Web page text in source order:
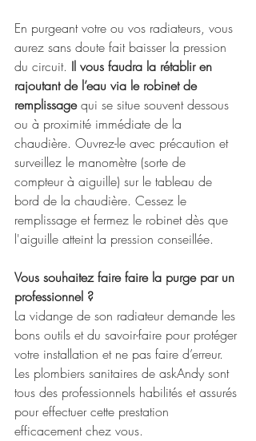
En purgeant votre ou vos radiateurs, vous
aurez sans doute fait baisser la pression
du circuit. Il vous faudra la rétablir en
rajoutant de l’eau via le robinet de
remplissage qui se situe souvent dessous
ou à proximité immédiate de la
chaudière. Ouvrez-le avec précaution et
surveillez le manomètre (sorte de
compteur à aiguille) sur le tableau de
bord de la chaudière. Cessez le
remplissage et fermez le robinet dès que
l'aiguille atteint la pression conseillée.
Vous souhaitez faire faire la purge par un
professionnel ?
La vidange de son radiateur demande les
bons outils et du savoir-faire pour protéger
votre installation et ne pas faire d’erreur.
Les plombiers sanitaires de askAndy sont
tous des professionnels habilités et assurés
pour effectuer cette prestation
efficacement chez vous.